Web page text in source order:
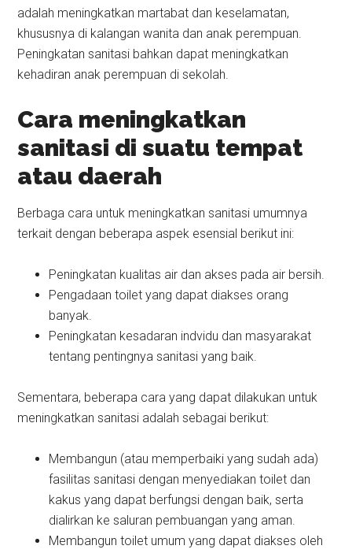
adalah meningkatkan martabat dan keselamatan,
khususnya di kalangan wanita dan anak perempuan.
Peningkatan sanitasi bahkan dapat meningkatkan
kehadiran anak perempuan di sekolah.
Cara meningkatkan
sanitasi di suatu tempat
atau daerah
Berbaga cara untuk meningkatkan sanitasi umumnya
terkait dengan beberapa aspek esensial berikut ini:
Peningkatan kualitas air dan akses pada air bersih.
Pengadaan toilet yang dapat diakses orang
banyak.
Peningkatan kesadaran indvidu dan masyarakat
tentang pentingnya sanitasi yang baik.
Sementara, beberapa cara yang dapat dilakukan untuk
meningkatkan sanitasi adalah sebagai berikut:
Membangun (atau memperbaiki yang sudah ada)
fasilitas sanitasi dengan menyediakan toilet dan
kakus yang dapat berfungsi dengan baik, serta
dialirkan ke saluran pembuangan yang aman.
Membangun toilet umum yang dapat diakses oleh